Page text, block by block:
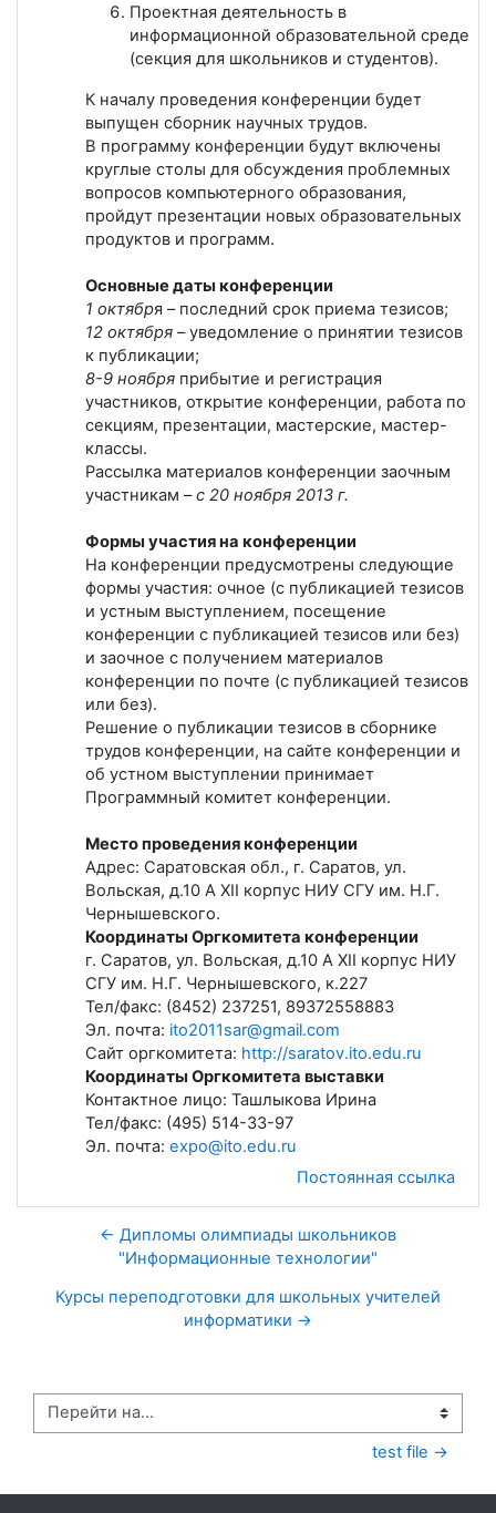
Проектная деятельность в
информационной образовательной среде
(секция для школьников и студентов).
К началу проведения конференции будет
выпущен сборник научных трудов.
В программу конференции будут включены
круглые столы для обсуждения проблемных
вопросов компьютерного образования,
пройдут презентации новых образовательных
продуктов и программ.
Основные даты конференции
1 октября – последний срок приема тезисов;
12 октября – уведомление о принятии тезисов
к публикации;
8-9 ноября прибытие и регистрация
участников, открытие конференции, работа по
секциям, презентации, мастерские, мастер-
классы.
Рассылка материалов конференции заочным
участникам –с 20 ноября 2013 г.
Формы участия на конференции
На конференции предусмотрены следующие
формы участия: очное (с публикацией тезисов
и устным выступлением, посещение
конференции с публикацией тезисов или без)
и заочное с получением материалов
конференции по почте (с публикацией тезисов
или без).
Решение о публикации тезисов в сборнике
трудов конференции, на сайте конференции и
об устном выступлении принимает
Программный комитет конференции.
Место проведения конференции
Адрес: Саратовская обл., г. Саратов, ул.
Вольская, д.10 А XII корпус НИУ СГУ им. Н.Г.
Чернышевского.
Координаты Оргкомитета конференции
г. Саратов, ул. Вольская, д.10 А XII корпус НИУ
СГУ им. Н.Г. Чернышевского, к.227
Тел/факс: (8452) 237251, 89372558883
Эл. почта: ito2011sar@gmail.com
Сайт оргкомитета: http://saratov.ito.edu.ru
Координаты Оргкомитета выставки
Контактное лицо: Ташлыкова Ирина
Тел/факс: (495) 514-33-97
Эл. почта: expo@ito.edu.ru
Постоянная ссылка
← Дипломы олимпиады школьников
"Информационные технологии"
Курсы переподготовки для школьных учителей
информатики →
Перейти на...
test file →